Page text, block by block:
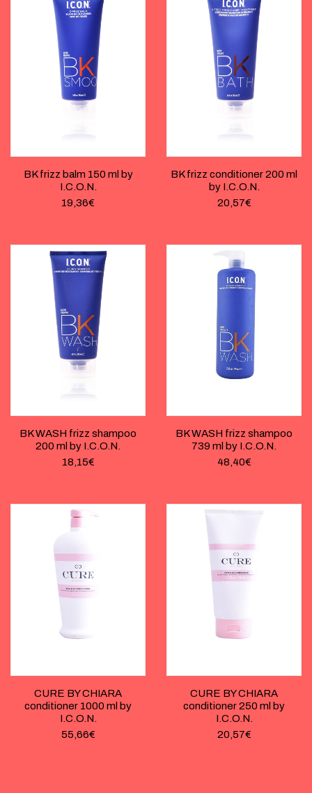
BK frizz balm 150 ml by
I.C.O.N.
19,36€
BK frizz conditioner 200 ml
by I.C.O.N.
20,57€
BK WASH frizz shampoo
200 ml by I.C.O.N.
18,15€
BK WASH frizz shampoo
739 ml by I.C.O.N.
48,40€
CURE BY CHIARA
conditioner 1000 ml by
I.C.O.N.
55,66€
CURE BY CHIARA
conditioner 250 ml by
I.C.O.N.
20,57€